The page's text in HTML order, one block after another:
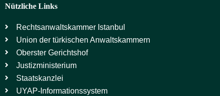
Nützliche Links
Rechtsanwaltskammer Istanbul
Union der türkischen Anwaltskammern
Oberster Gerichtshof
Justizministerium
Staatskanzlei
UYAP-Informationssystem